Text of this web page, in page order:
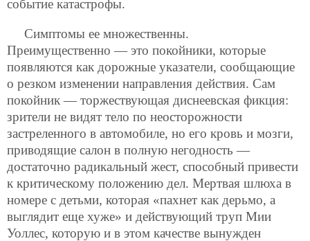
событие катастрофы.
Симптомы ее множественны.
Преимущественно — это покойники, которые
появляются как дорожные указатели, сообщающие
о резком изменении направления действия. Сам
покойник — торжествующая диснеевская фикция:
зрители не видят тело по неосторожности
застреленного в автомобиле, но его кровь и мозги,
приводящие салон в полную негодность —
достаточно радикальный жест, способный привести
к критическому положению дел. Мертвая шлюха в
номере с детьми, которая «пахнет как дерьмо, а
выглядит еще хуже» и действующий труп Мии
Уоллес, которую и в этом качестве вынужден